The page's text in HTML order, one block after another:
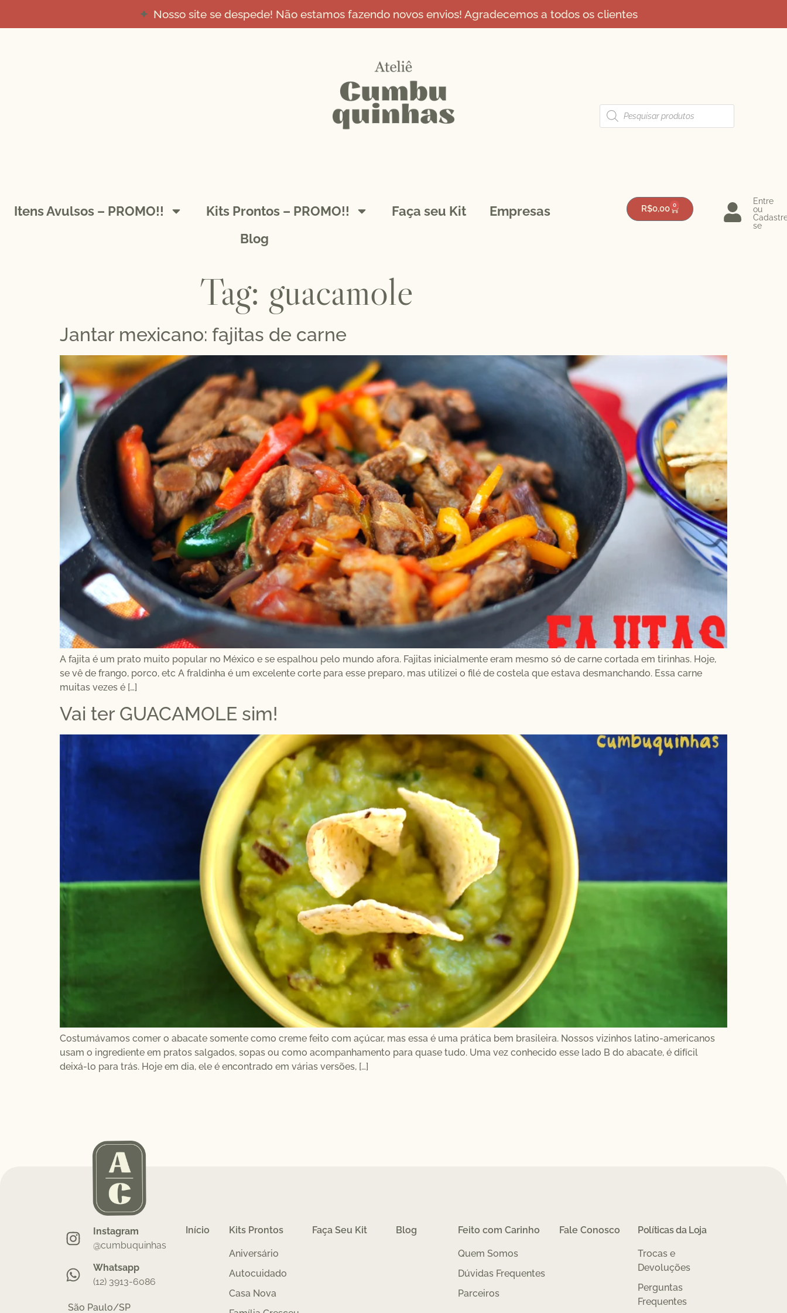
Nosso site se despede! Não estamos fazendo novos envios! Agradecemos a todos os clientes
Itens Avulsos – PROMO!! Kits Prontos – PROMO!! Faça seu Kit
Empresas
Blog
R$0,00 0
Entre
ou
se
Tag: guacamole
Jantar mexicano: fajitas de carne
A fajita é um prato muito popular no México e se espalhou pelo mundo afora. Fajitas inicialmente eram mesmo só de carne cortada em tirinhas. Hoje,
se vê de frango, porco, etc A fraldinha é um excelente corte para esse preparo, mas utilizei o filé de costela que estava desmanchando. Essa carne
muitas vezes é […]
Vai ter GUACAMOLE sim!
Costumávamos comer o abacate somente como creme feito com açúcar, mas essa é uma prática bem brasileira. Nossos vizinhos latino-americanos
usam o ingrediente em pratos salgados, sopas ou como acompanhamento para quase tudo. Uma vez conhecido esse lado B do abacate, é difícil
deixá-lo para trás.​ Hoje em dia, ele é encontrado em várias versões, […]
Instagram
@cumbuquinhas
Whatsapp
(12) 3913-6086
São Paulo/SP
Início Kits Prontos
Aniversário
Autocuidado
Casa Nova
Faça Seu Kit Blog Feito com Carinho
Quem Somos
Dúvidas Frequentes
Parceiros
Fale Conosco Políticas da Loja
Trocas e
Devoluções
Perguntas
Frequentes